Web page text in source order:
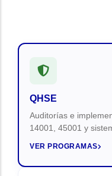
QHSE
Auditorías e
14001, 45001 y
VER PROGRAMAS